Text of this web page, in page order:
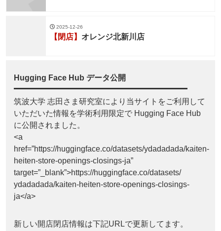
2025-12-26
【閉店】 オレンジ北新川店
Hugging Face Hub データ公開
筑波大学 志田さま研究室により当サイトをご利用して
いただいた情報を学術利用限定で Hugging Face Hub
に公開されました。
<a
href=”https://huggingface.co/datasets/ydadadada/kaiten-
heiten-store-openings-closings-ja”
target=”_blank”>https://huggingface.co/datasets/
ydadadada/kaiten-heiten-store-openings-closings-
ja</a>
新しい開店閉店情報は下記URLで更新してます。